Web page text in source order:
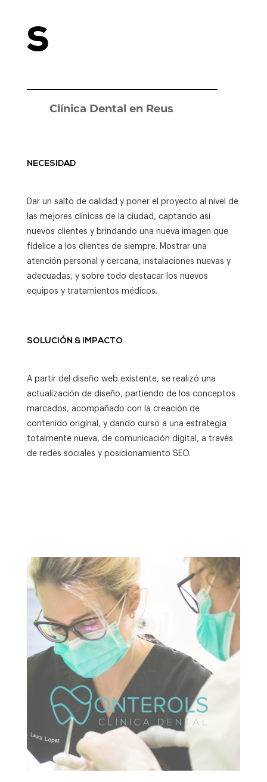
s
Clínica Dental en Reus
NECESIDAD
Dar un salto de calidad y poner el proyecto al nivel de
las mejores clínicas de la ciudad, captando así
nuevos clientes y brindando una nueva imagen que
fidelice a los clientes de siempre. Mostrar una
atención personal y cercana, instalaciones nuevas y
adecuadas, y sobre todo destacar los nuevos
equipos y tratamientos médicos.
SOLUCIÓN & IMPACTO
A partir del diseño web existente, se realizó una
actualización de diseño, partiendo de los conceptos
marcados, acompañado con la creación de
contenido original, y dando curso a una estrategia
totalmente nueva, de comunicación digital, a través
de redes sociales y posicionamiento SEO.